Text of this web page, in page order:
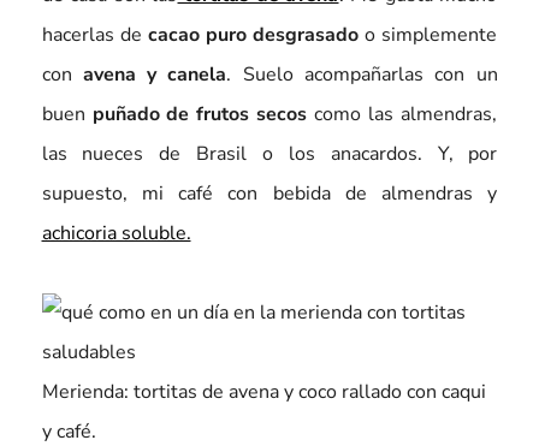
hacerlas de cacao puro desgrasado o simplemente
con avena y canela. Suelo acompañarlas con un
buen puñado de frutos secos como las almendras,
las nueces de Brasil o los anacardos. Y, por
supuesto, mi café con bebida de almendras y
achicoria soluble.
Merienda: tortitas de avena y coco rallado con caqui
y café.